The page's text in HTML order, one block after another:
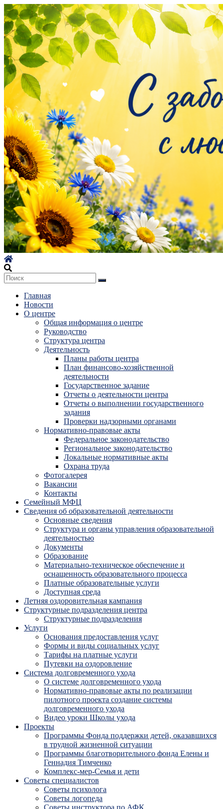
Перейти
к
содержимому
Главная
Новости
О центре
Общая информация о центре
Руководство
Структура центра
Деятельность
Планы работы центра
План финансово-хозяйственной
деятельности
Государственное задание
Отчеты о деятельности центра
Отчеты о выполнении государственного
задания
Проверки надзорными органами
Нормативно-правовые акты
Федеральное законодательство
Региональное законодательство
Локальные нормативные акты
Охрана труда
Фотогалерея
Вакансии
Контакты
Семейный МФЦ
Сведения об образовательной деятельности
Основные сведения
Структура и органы управления образовательной
деятельностью
Документы
Образование
Материально-техническое обеспечение и
оснащенность образовательного процесса
Платные образовательные услуги
Доступная среда
Летняя оздоровительная кампания
Структурные подразделения центра
Структурные подразделения
Услуги
Основания предоставления услуг
Формы и виды социальных услуг
Тарифы на платные услуги
Путевки на оздоровление
Система долговременного ухода
О системе долговременного ухода
Нормативно-правовые акты по реализации
пилотного проекта создание системы
долговременного ухода
Видео уроки Школы ухода
Проекты
Программы Фонда поддержки детей, оказавшихся
в трудной жизненной ситуации
Программы благотворительного фонда Елены и
Геннадия Тимченко
Комплекс-мер-Семья и дети
Советы специалистов
Советы психолога
Советы логопеда
Советы инструктора по АФК